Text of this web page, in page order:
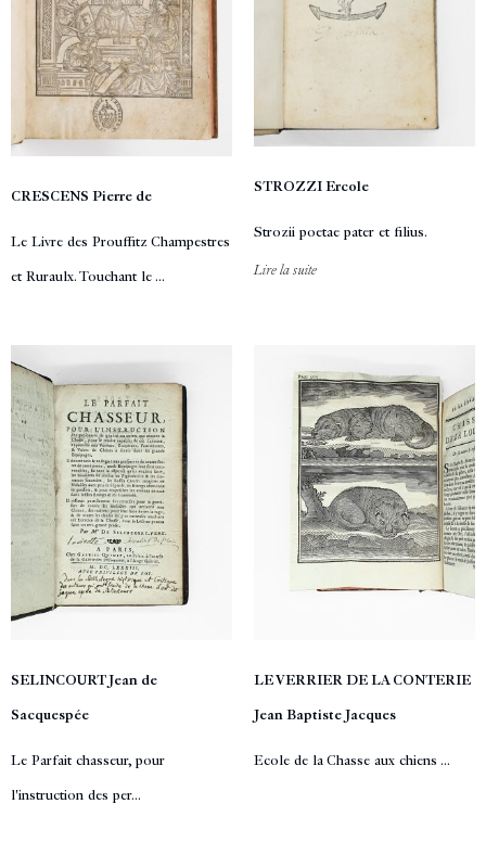
CRESCENS Pierre de
Le Livre des Prouffitz Champestres
et Ruraulx. Touchant le ...
STROZZI Ercole
Strozii poetae pater et filius.
Lire la suite
SELINCOURT Jean de
Sacquespée
Le Parfait chasseur, pour
l'instruction des per...
LE VERRIER DE LA CONTERIE
Jean Baptiste Jacques
Ecole de la Chasse aux chiens ...